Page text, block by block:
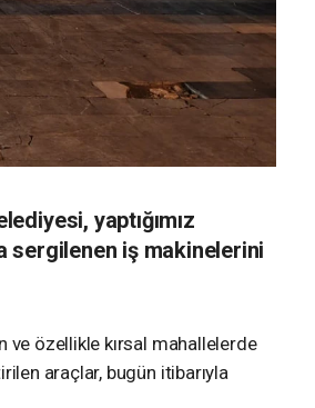
yaptığımız
sergilenen iş makinelerini
ve özellikle kırsal mahallelerde
araçlar, bugün itibarıyla